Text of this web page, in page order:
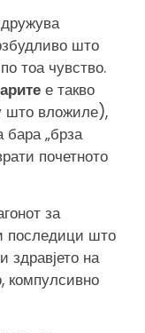
што
тоа чувство.
е такво
што вложиле),
бара „брза
почетното
за
последици што
здравјето на
компулсивно